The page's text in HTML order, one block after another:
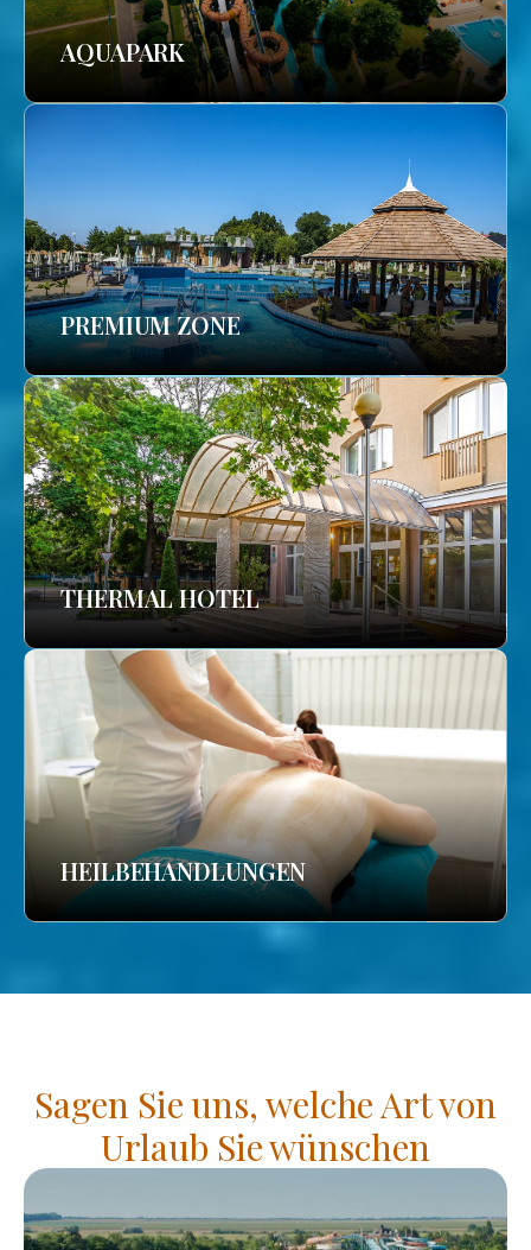
AQUAPARK
PREMIUM ZONE
THERMAL HOTEL
HEILBEHANDLUNGEN
Sagen Sie uns, welche Art von
Urlaub Sie wünschen